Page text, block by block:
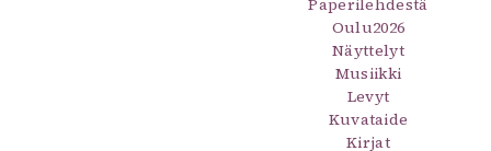
Paperilehdestä
Oulu2026
Näyttelyt
Musiikki
Levyt
Kuvataide
Kirjat